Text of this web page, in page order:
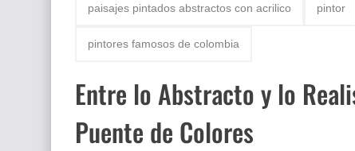
Rostros Bellos, La Perfección del Dibujo A
Fotos Artísticas de las Actrices de Hollywood
paisajes pintados abstractos con acrilico pintor
pintores famosos de colombia
Entre lo Abstracto y lo
Puente de Colores